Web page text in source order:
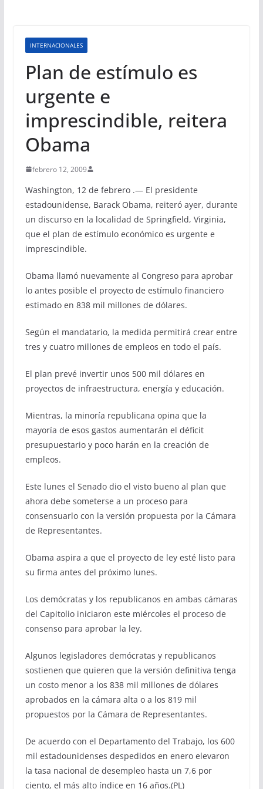
INTERNACIONALES
Plan de estímulo es
urgente e
imprescindible, reitera
Obama
febrero 12, 2009
Washington, 12 de febrero .— El presidente
estadounidense, Barack Obama, reiteró ayer, durante
un discurso en la localidad de Springfield, Virginia,
que el plan de estímulo económico es urgente e
imprescindible.
Obama llamó nuevamente al Congreso para aprobar
lo antes posible el proyecto de estímulo financiero
estimado en 838 mil millones de dólares.
Según el mandatario, la medida permitirá crear entre
tres y cuatro millones de empleos en todo el país.
El plan prevé invertir unos 500 mil dólares en
proyectos de infraestructura, energía y educación.
Mientras, la minoría republicana opina que la
mayoría de esos gastos aumentarán el déficit
presupuestario y poco harán en la creación de
empleos.
Este lunes el Senado dio el visto bueno al plan que
ahora debe someterse a un proceso para
consensuarlo con la versión propuesta por la Cámara
de Representantes.
Obama aspira a que el proyecto de ley esté listo para
su firma antes del próximo lunes.
Los demócratas y los republicanos en ambas cámaras
del Capitolio iniciaron este miércoles el proceso de
consenso para aprobar la ley.
Algunos legisladores demócratas y republicanos
sostienen que quieren que la versión definitiva tenga
un costo menor a los 838 mil millones de dólares
aprobados en la cámara alta o a los 819 mil
propuestos por la Cámara de Representantes.
De acuerdo con el Departamento del Trabajo, los 600
mil estadounidenses despedidos en enero elevaron
la tasa nacional de desempleo hasta un 7,6 por
ciento, el más alto índice en 16 años.(PL)